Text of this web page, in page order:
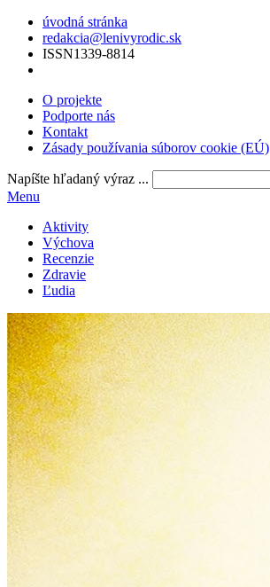
úvodná stránka
redakcia@lenivyrodic.sk
ISSN1339-8814
O projekte
Podporte nás
Kontakt
Zásady používania súborov cookie (EÚ)
Napíšte hľadaný výraz ...
Menu
Aktivity
Výchova
Recenzie
Zdravie
Ľudia